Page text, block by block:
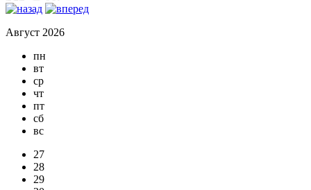
Август 2026
пн
вт
ср
чт
пт
сб
вс
27
28
29